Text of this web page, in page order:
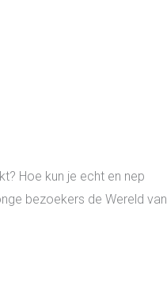
Hoe kun je echt en nep
bezoekers de Wereld van